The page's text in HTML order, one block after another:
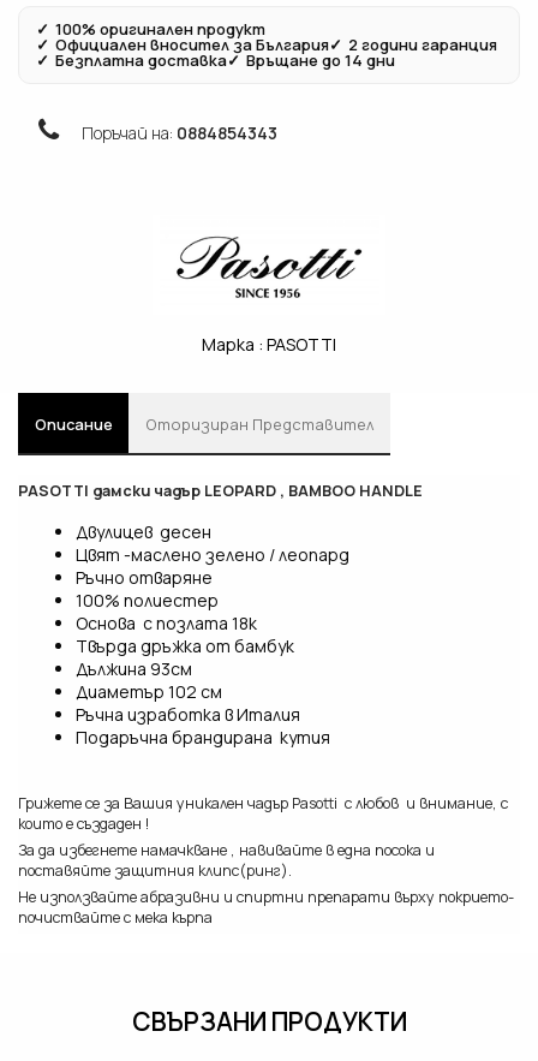
✓ 100% оригинален продукт
✓ Официален вносител за България✓ 2 години гаранция
✓ Безплатна доставка✓ Връщане до 14 дни
Поръчай на: 0884854343
Марка : PASOTTI
Описание Oторизиран Представител
PASOTTI дамски чадър LEOPARD , BAMBOO HANDLE
Двулицев десен
Цвят -маслено зелено / леопард
Ръчно отваряне
100% полиестер
Основа с позлата 18к
Твърда дръжка от бамбук
Дължина 93см
Диаметър 102 см
Ръчна изработка в Италия
Подаръчна брандирана кутия
Грижете се за Вашия уникален чадър Pasotti с любов и внимание, с
които е създаден !
За да избегнете намачкване , навивайте в една посока и
поставяйте защитния клипс(ринг).
Не използвайте абразивни и спиртни препарати върху покрието-
почиствайте с мека кърпа
СВЪРЗАНИ ПРОДУКТИ